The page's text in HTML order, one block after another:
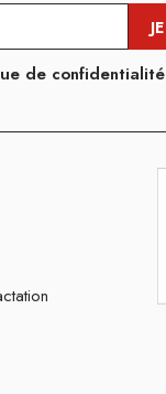
de confidentialité